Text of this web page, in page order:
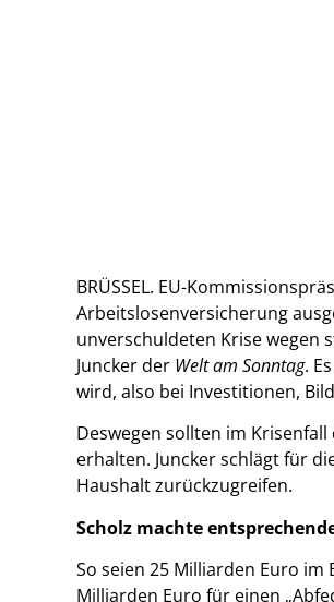
BRÜSSEL. EU-
Arbeitslosenversicherung
unverschuldeten Krise wegen
Juncker der Welt am Sonntag.
wird, also bei Investitionen,
Deswegen sollten im
erhalten. Juncker schlägt für
Haushalt zurückzugreifen.
Scholz machte
So seien 25 Milliarden Euro
Milliarden Euro für einen